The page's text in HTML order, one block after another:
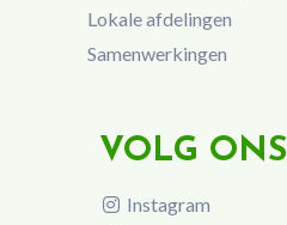
Lokale afdelingen
Samenwerkingen
VOLG ONS
Instagram